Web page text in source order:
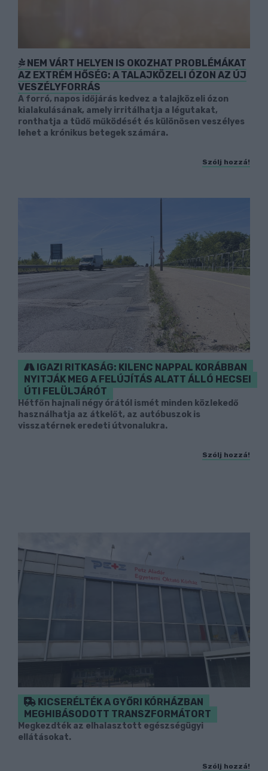
NEM VÁRT HELYEN IS OKOZHAT PROBLÉMÁKAT
AZ EXTRÉM HŐSÉG: A TALAJKÖZELI ÓZON AZ ÚJ
VESZÉLYFORRÁS
A forró, napos időjárás kedvez a talajközeli ózon
kialakulásának, amely irritálhatja a légutakat,
ronthatja a tüdő működését és különösen veszélyes
lehet a krónikus betegek számára.
Szólj hozzá!
IGAZI RITKASÁG: KILENC NAPPAL KORÁBBAN
NYITJÁK MEG A FELÚJÍTÁS ALATT ÁLLÓ HECSEI
ÚTI FELÜLJÁRÓT
Hétfőn hajnali négy órától ismét minden közlekedő
használhatja az átkelőt, az autóbuszok is
visszatérnek eredeti útvonalukra.
Szólj hozzá!
KICSERÉLTÉK A GYŐRI KÓRHÁZBAN
MEGHIBÁSODOTT TRANSZFORMÁTORT
Megkezdték az elhalasztott egészségügyi
ellátásokat.
Szólj hozzá!